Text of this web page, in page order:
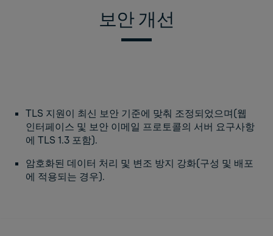
보안 개선
TLS 지원이 최신 보안 기준에 맞춰 조정되었으며(웹
인터페이스 및 보안 이메일 프로토콜의 서버 요구사항
에 TLS 1.3 포함).
암호화된 데이터 처리 및 변조 방지 강화(구성 및 배포
에 적용되는 경우).